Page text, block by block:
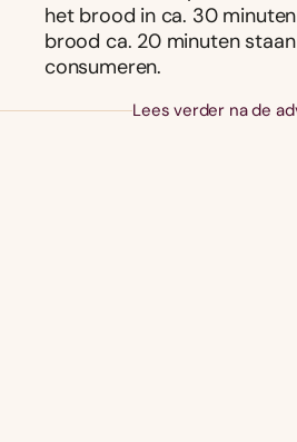
het brood in ca. 30
brood ca. 20 minuten
consumeren.
Lees verder na de